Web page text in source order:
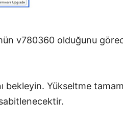
v780360 olduğunu
bekleyin. Yükseltme